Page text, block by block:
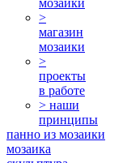
мозаики
>
магазин
мозаики
>
проекты
в работе
> наши
принципы
панно из мозаики
мозаика